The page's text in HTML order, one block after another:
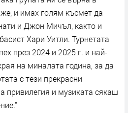
и имах голям късмет да
и Джон Мичъл, както и
Хари Уитли. Турнетата
през 2024 и 2025 г. и най-
на миналата година, за да
с тези прекрасни
привилегия и музиката сякаш